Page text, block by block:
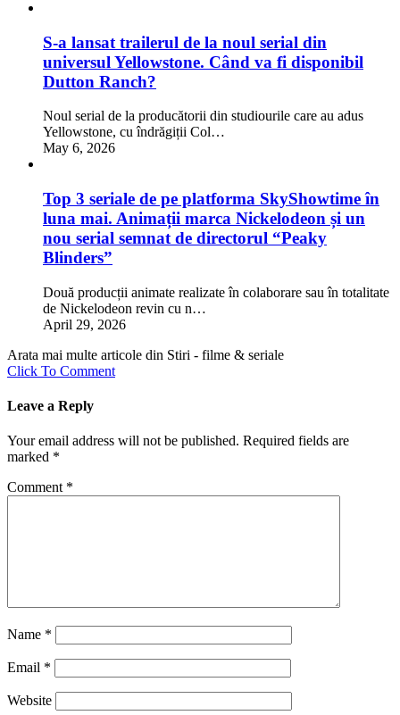
S-a lansat trailerul de la noul serial din
universul Yellowstone. Când va fi disponibil
Dutton Ranch?
Noul serial de la producătorii din studiourile care au adus
Yellowstone, cu îndrăgiții Col…
May 6, 2026
Top 3 seriale de pe platforma SkyShowtime în
luna mai. Animații marca Nickelodeon și un
nou serial semnat de directorul “Peaky
Blinders”
Două producții animate realizate în colaborare sau în totalitate
de Nickelodeon revin cu n…
April 29, 2026
Arata mai multe articole din Stiri - filme & seriale
Click To Comment
Leave a Reply
Your email address will not be published. Required fields are
marked *
Comment *
Name *
Email *
Website